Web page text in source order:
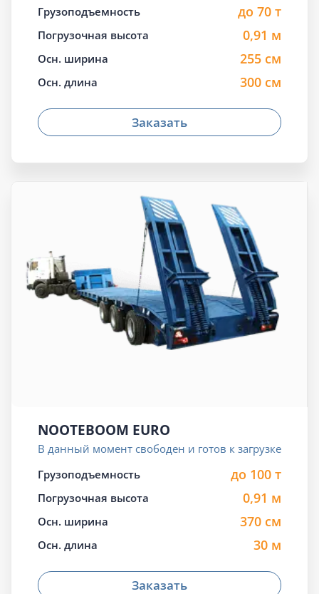
Грузоподъемность
до 70 т
Погрузочная высота 0,91 м
Осн. ширина 255 см
Осн. длина 300 см
Заказать
NOOTEBOOM EURO
В данный момент свободен и готов к загрузке
Грузоподъемность
до 100 т
Погрузочная высота 0,91 м
Осн. ширина 370 см
Осн. длина 30 м
Заказать